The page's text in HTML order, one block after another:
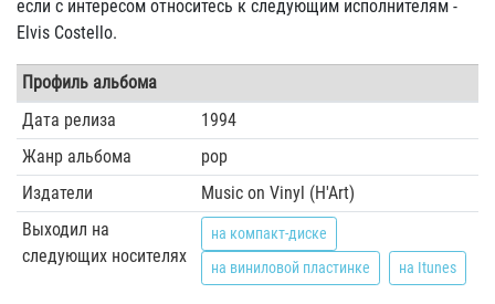
если с интересом относитесь к следующим исполнителям -
Elvis Costello.
Профиль альбома
Дата релиза
1994
Жанр альбома
pop
Издатели
Music on Vinyl (H'Art)
Выходил на
следующих носителях
на компакт-диске
на виниловой пластинке
на Itunes